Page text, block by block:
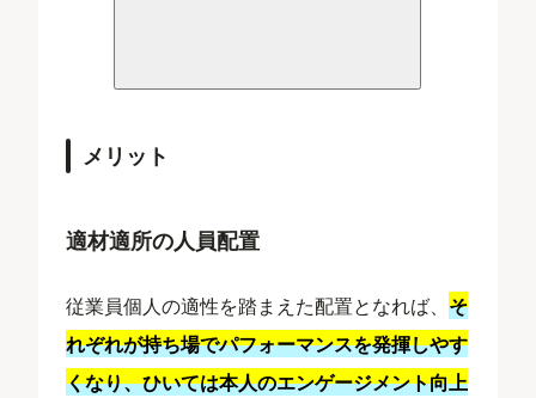
メリット
適材適所の人員配置
従業員個人の適性を踏まえた配置となれば、そ
れぞれが持ち場でパフォーマンスを発揮しやす
くなり、ひいては本人のエンゲージメント向上